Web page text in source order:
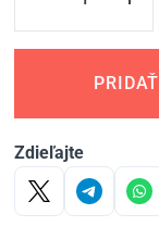
Zdieľajte